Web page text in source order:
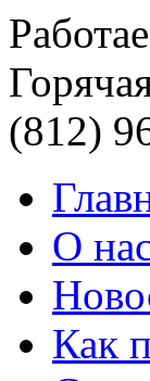
(812)
О
Как